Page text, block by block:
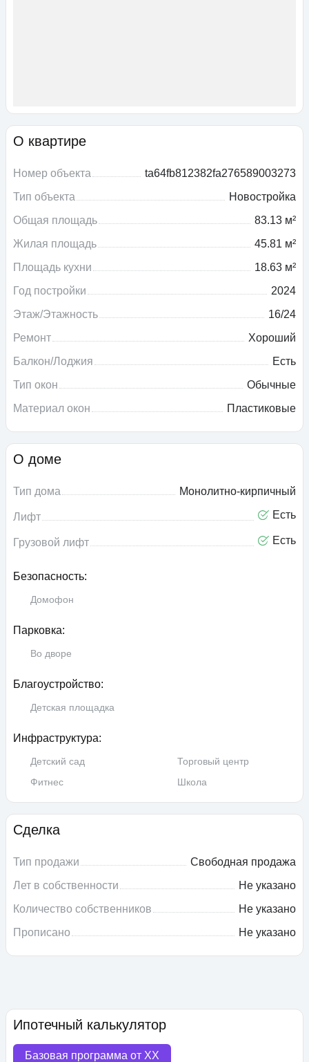
О квартире
Номер объекта
ta64fb812382fa276589003273
Тип объекта
Новостройка
Общая площадь
83.13 м²
Жилая площадь
45.81 м²
Площадь кухни
18.63 м²
Год постройки
2024
Этаж/Этажность
16/24
Ремонт
Хороший
Балкон/Лоджия
Есть
Тип окон
Обычные
Материал окон
Пластиковые
О доме
Тип дома Монолитно-кирпичный
Лифт Есть
Грузовой лифт Есть
Безопасность:
Домофон
Парковка:
Во дворе
Благоустройство:
Детская площадка
Инфраструктура:
Детский сад
Торговый центр
Фитнес
Школа
Сделка
Тип продажи
Свободная продажа
Лет в собственности
Не указано
Количество собственников
Не указано
Прописано
Не указано
Ипотечный калькулятор
Базовая программа от XX